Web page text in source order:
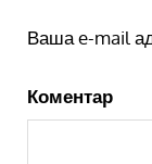
Ваша e-mail
Коментар